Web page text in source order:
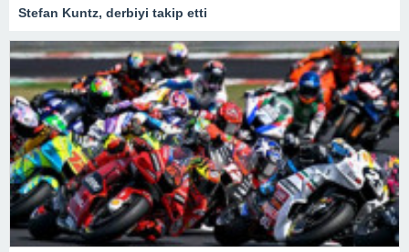
Stefan Kuntz, derbiyi takip etti